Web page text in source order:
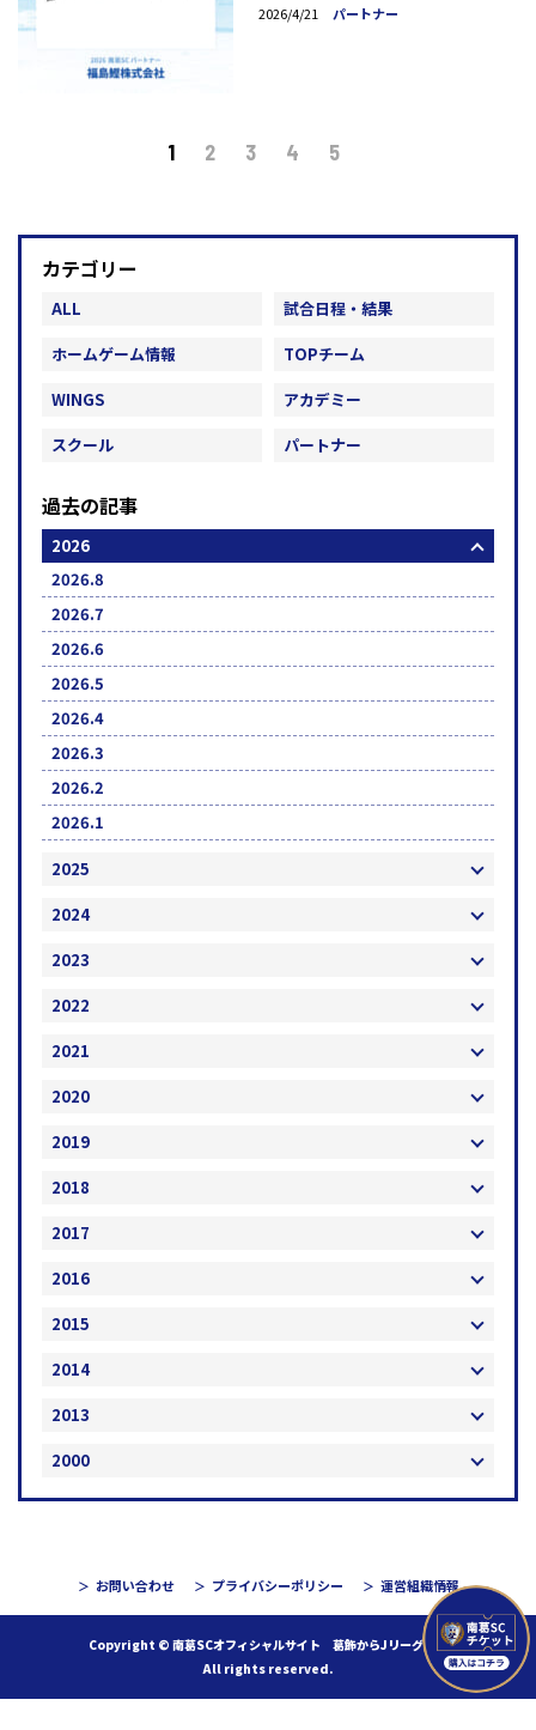
2026/4/21 パートナー
1 2 3 4 5
カテゴリー
ALL
試合日程・結果
ホームゲーム情報
TOPチーム
WINGS
アカデミー
スクール
パートナー
過去の記事
2026
2026.8
2026.7
2026.6
2026.5
2026.4
2026.3
2026.2
2026.1
2025
2024
2023
2022
2021
2020
2019
2018
2017
2016
2015
2014
2013
2000
お問い合わせ プライバシーポリシー 運営組織情報
Copyright © 南葛SCオフィシャルサイト 葛飾からJリーグへ！
All rights reserved.